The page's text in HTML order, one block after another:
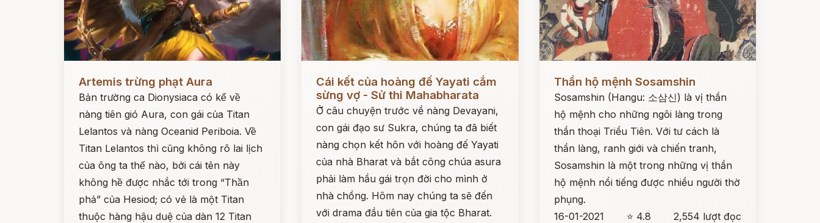
Artemis trừng phạt Aura
Bản trường ca Dionysiaca có kể về
nàng tiên gió Aura, con gái của Titan
Lelantos và nàng Oceanid Periboia. Về
Titan Lelantos thì cũng không rõ lai lịch
của ông ta thế nào, bởi cái tên này
không hề được nhắc tới trong “Thần
phả” của Hesiod; có vẻ là một Titan
thuộc hàng hậu duệ của dàn 12 Titan
Cái kết của hoàng đế Yayati cắm
sừng vợ - Sử thi Mahabharata
Ở câu chuyện trước về nàng Devayani,
con gái đạo sư Sukra, chúng ta đã biết
nàng chọn kết hôn với hoàng đế Yayati
của nhà Bharat và bắt công chúa asura
phải làm hầu gái trọn đời cho mình ở
nhà chồng. Hôm nay chúng ta sẽ đến
với drama đầu tiên của gia tộc Bharat.
Đọc ngay
Thần hộ mệnh Sosamshin
Sosamshin (Hangu: 소삼신) là vị thần
hộ mệnh cho những ngôi làng trong
thần thoại Triều Tiên. Với tư cách là
thần làng, ranh giới và chiến tranh,
Sosamshin là một trong những vị thần
hộ mệnh nổi tiếng được nhiều người thờ
phụng.
16-01-2021
⭐ 4.8
2,554 lượt đọc